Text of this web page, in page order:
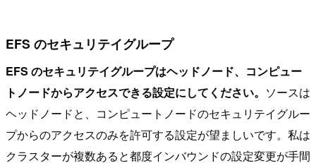
EFS のセキュリテイグループ
EFS のセキュリテイグループはヘッドノード、コンピュー
トノードからアクセスできる設定にしてください。 ソースは
ヘッドノードと、コンピュートノードのセキュリテイグルー
プからのアクセスのみを許可する設定が望ましいです。私は
クラスターが複数あると都度インバウンドの設定変更が手間